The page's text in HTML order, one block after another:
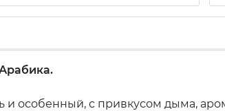
особенный, с привкусом дыма,